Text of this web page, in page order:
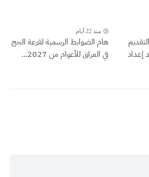
إعداد
منذ 22 أيام
هام الضوابط الرسمية لقرعة الحج
في العراق للأعوام من 2027...